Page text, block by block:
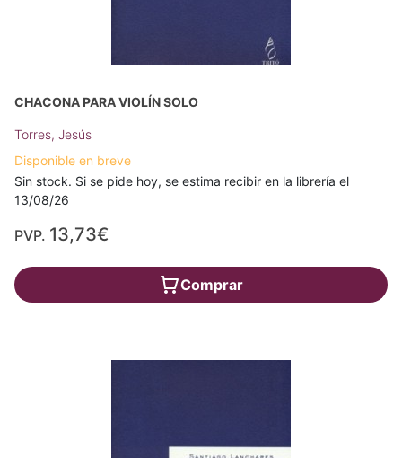
CHACONA PARA VIOLÍN SOLO
Torres, Jesús
Disponible en breve
Sin stock. Si se pide hoy, se estima recibir en la librería el
13/08/26
PVP. 13,73€
Comprar